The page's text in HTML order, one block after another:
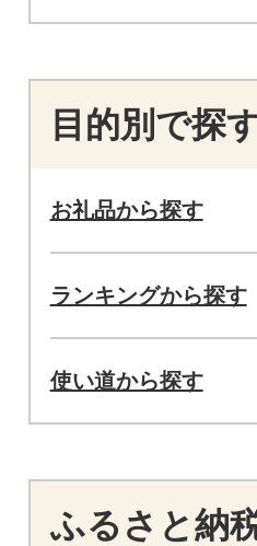
目的別で探
お礼品から探す
ランキングから探す
使い道から探す
ふるさと納